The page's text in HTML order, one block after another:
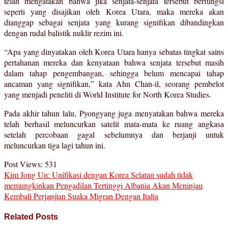
seperti yang disajikan oleh Korea Utara, maka mereka akan
dianggap sebagai senjata yang kurang signifikan dibandingkan
dengan rudal balistik nuklir rezim ini.
“Apa yang dinyatakan oleh Korea Utara hanya sebatas tingkat sains
pertahanan mereka dan kenyataan bahwa senjata tersebut masih
dalam tahap pengembangan, sehingga belum mencapai tahap
ancaman yang signifikan,” kata Ahn Chan-il, seorang pembelot
yang menjadi peneliti di World Institute for North Korea Studies.
Pada akhir tahun lalu, Pyongyang juga menyatakan bahwa mereka
telah berhasil meluncurkan satelit mata-mata ke ruang angkasa
setelah percobaan gagal sebelumnya dan berjanji untuk
meluncurkan tiga lagi tahun ini.
Post Views: 531
Kim Jong Un: Unifikasi dengan Korea Selatan sudah tidak
memungkinkanPengadilan Tertinggi Albania Akan Meninjau
Kembali Perjanjian Suaka Migran Dengan Italia
Related Posts